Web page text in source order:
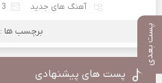
پست بعدی
آهنگ های جدید 3 فوریه 2024
برچسب ها :
پست های پیشنهادی